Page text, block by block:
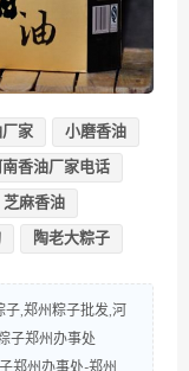
家 小磨香油
南香油厂家电话
芝麻香油
陶老大粽子
,郑州粽子批发,河
子郑州办事处
郑州办事处-郑州